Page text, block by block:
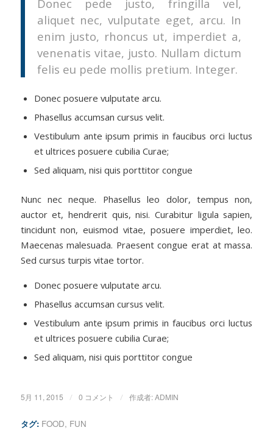
Donec pede justo, fringilla vel,
aliquet nec, vulputate eget, arcu. In
enim justo, rhoncus ut, imperdiet a,
venenatis vitae, justo. Nullam dictum
felis eu pede mollis pretium. Integer.
Donec posuere vulputate arcu.
Phasellus accumsan cursus velit.
Vestibulum ante ipsum primis in faucibus orci luctus
et ultrices posuere cubilia Curae;
Sed aliquam, nisi quis porttitor congue
Nunc nec neque. Phasellus leo dolor, tempus non,
auctor et, hendrerit quis, nisi. Curabitur ligula sapien,
tincidunt non, euismod vitae, posuere imperdiet, leo.
Maecenas malesuada. Praesent congue erat at massa.
Sed cursus turpis vitae tortor.
Donec posuere vulputate arcu.
Phasellus accumsan cursus velit.
Vestibulum ante ipsum primis in faucibus orci luctus
et ultrices posuere cubilia Curae;
Sed aliquam, nisi quis porttitor congue
5月 11, 2015 / 0 コメント / 作成者:ADMIN
タグ: FOOD, FUN